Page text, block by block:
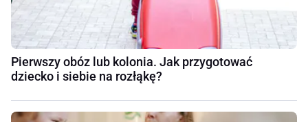
Pierwszy obóz lub kolonia. Jak przygotować
dziecko i siebie na rozłąkę?